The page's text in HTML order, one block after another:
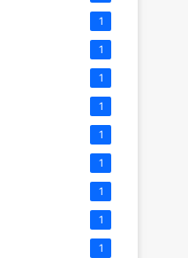
1
1
1
1
1
1
1
1
1